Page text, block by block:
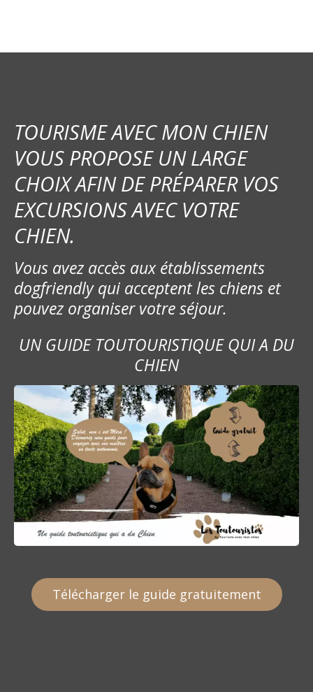
i
o
n
d
e
l
’
a
r
t
i
c
l
e
TOURISME AVEC MON CHIEN
VOUS PROPOSE UN LARGE
CHOIX AFIN DE PRÉPARER VOS
EXCURSIONS AVEC VOTRE
CHIEN.
Vous avez accès aux établissements
dogfriendly qui acceptent les chiens et
pouvez organiser votre séjour.
UN GUIDE TOUTOURISTIQUE QUI A DU
CHIEN
Télécharger le guide gratuitement